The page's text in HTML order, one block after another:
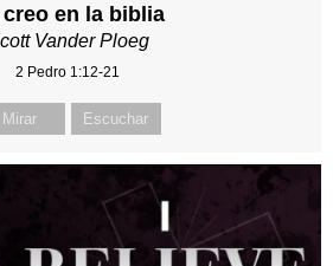
creo en la biblia
Vander Ploeg
2 Pedro 1:12-21
Mirar Escuchar